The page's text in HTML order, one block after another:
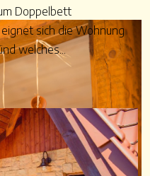
Doppelbett
eignet sich die Wohnung
welches...